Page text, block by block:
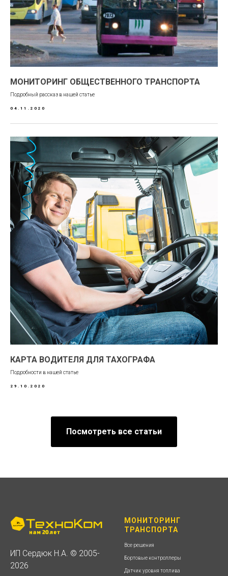
МОНИТОРИНГ ОБЩЕСТВЕННОГО ТРАНСПОРТА
Подробный рассказ в нашей статье
04.11.2020
КАРТА ВОДИТЕЛЯ ДЛЯ ТАХОГРАФА
Подробности в нашей статье
29.10.2020
Посмотреть все статьи
ИП Сердюк Н.А. © 2005-
2026
МОНИТОРИНГ
ТРАНСПОРТА
Все решения
Бортовые контроллеры
Датчик уровня топлива